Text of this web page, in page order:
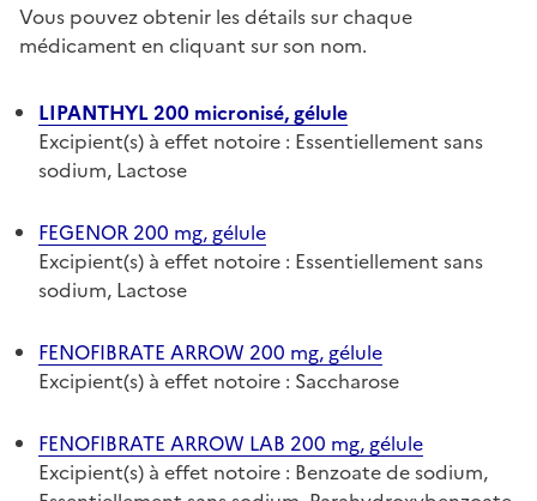
Vous pouvez obtenir les détails sur chaque
médicament en cliquant sur son nom.
LIPANTHYL 200 micronisé, gélule
Excipient(s) à effet notoire : Essentiellement sans
sodium, Lactose
FEGENOR 200 mg, gélule
Excipient(s) à effet notoire : Essentiellement sans
sodium, Lactose
FENOFIBRATE ARROW 200 mg, gélule
Excipient(s) à effet notoire : Saccharose
FENOFIBRATE ARROW LAB 200 mg, gélule
Excipient(s) à effet notoire : Benzoate de sodium,